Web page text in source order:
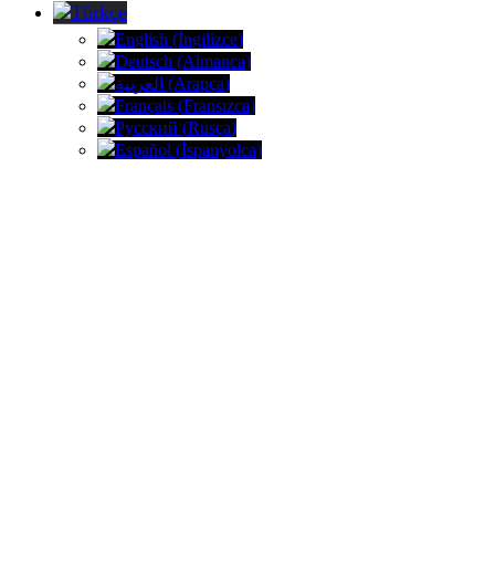
Türkçe
English (İngilizce)
Deutsch (Almanca)
العربية (Arapça)
Français (Fransızca)
Русский (Rusça)
Español (İspanyolca)